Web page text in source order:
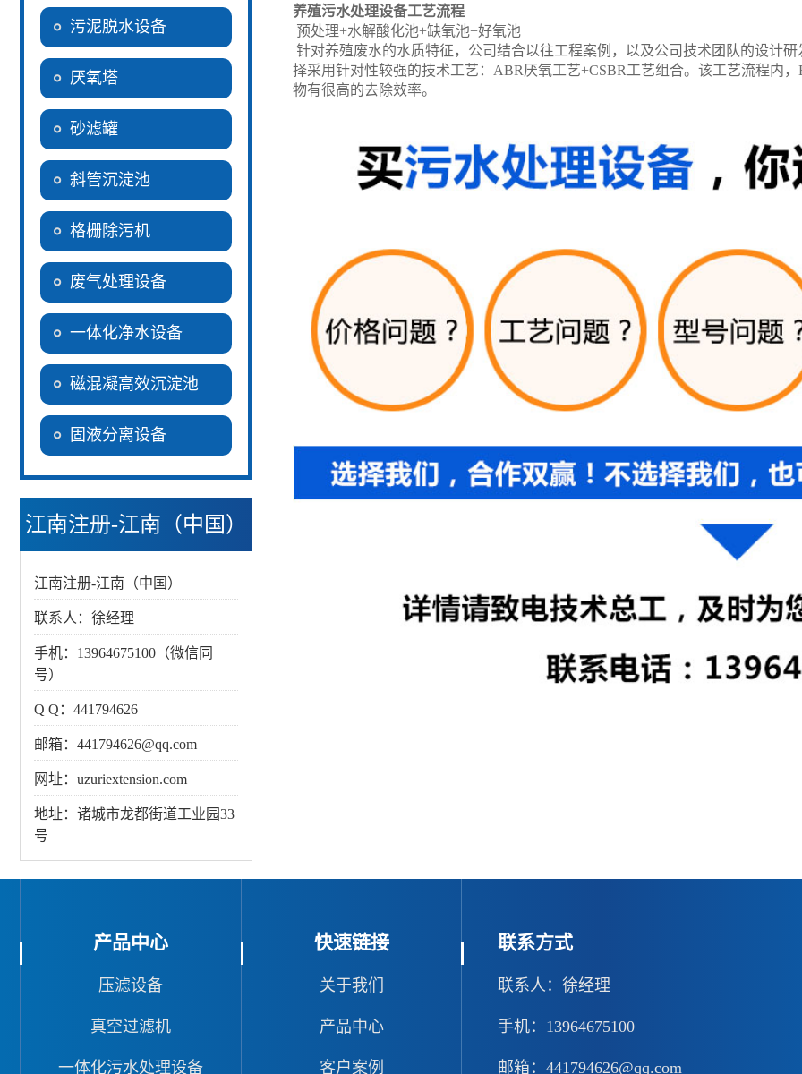
污泥脱水设备
厌氧塔
砂滤罐
斜管沉淀池
格栅除污机
废气处理设备
一体化净水设备
磁混凝高效沉淀池
固液分离设备
江南注册-江南（中国）
江南注册-江南（中国）
联系人：徐经理
手机：13964675100（微信同
号）
Q Q：441794626
邮箱：441794626@qq.com
网址：uzuriextension.com
地址：诸城市龙都街道工业园33
号
养殖污水处理设备工艺流程
预处理+水解酸化池+缺氧池+好氧池
针对养殖废水的水质特征，公司结合以往工程案例，以及公司技术团队的设计
择采用针对性较强的技术工艺：ABR厌氧工艺+CSBR工艺组合。 该工艺流程内
物有很高的去除效率。
产品中心
压滤设备
真空过滤机
一体化污水处理设备
快速链接
关于我们
产品中心
客户案例
联系方式
联系人：徐经理
手机：13964675100
邮箱：441794626@qq.com